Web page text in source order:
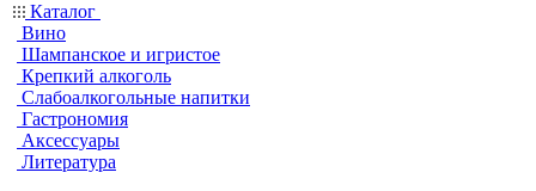
Каталог
Вино
Шампанское и игристое
Крепкий алкоголь
Слабоалкогольные напитки
Гастрономия
Аксессуары
Литература